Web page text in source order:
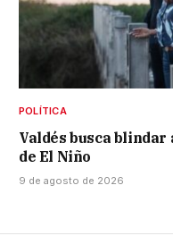
POLÍTICA
Valdés busca
de El Niño
9 de agosto de 2026